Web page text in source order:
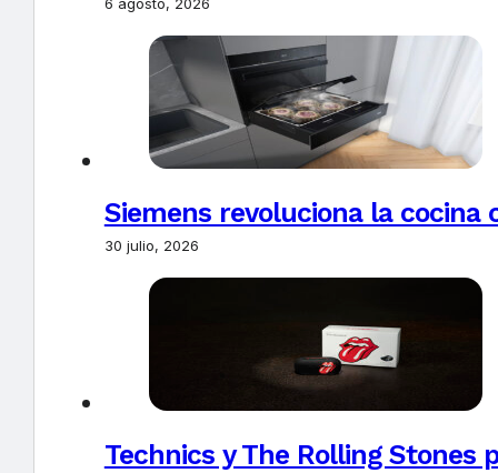
Siemens revoluciona la
30 julio, 2026
Technics y The Rolling Stones